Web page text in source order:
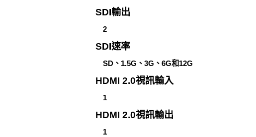
SDI輸出
2
SDI速率
SD、1.5G、3G、6G和12G
HDMI 2.0視訊輸入
1
HDMI 2.0視訊輸出
1